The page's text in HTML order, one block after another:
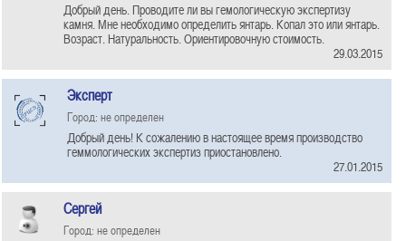
Добрый день. Проводите ли вы гемологическую экспертизу
камня. Мне необходимо определить янтарь. Копал это или янтарь.
Возраст. Натуральность. Ориентировочную стоимость.
29.03.2015
Эксперт
Город: не определен
Добрый день! К сожалению в настоящее время производство
геммологических экспертиз приостановлено.
27.01.2015
Сергей
Город: не определен